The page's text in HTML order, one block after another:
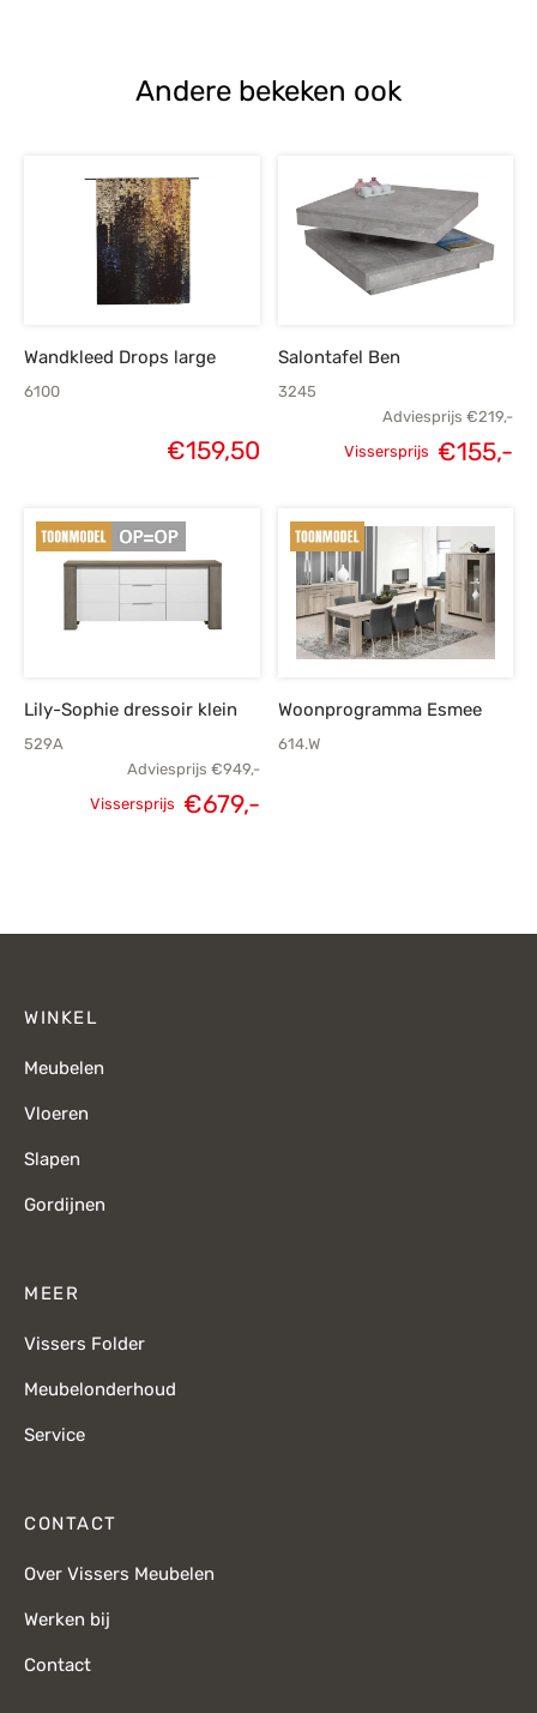
Andere bekeken ook
Wandkleed Drops large
6100
€159,50
Salontafel Ben
3245
Adviesprijs €219,-
€219,-.
Vissersprijs €155,-
Lily-Sophie dressoir klein
529A
Adviesprijs €949,-
Vissersprijs €679,-
Woonprogramma Esmee
614.W
WINKEL
Meubelen
Vloeren
Slapen
Gordijnen
MEER
Vissers Folder
Meubelonderhoud
Service
CONTACT
Over Vissers Meubelen
Werken bij
Contact